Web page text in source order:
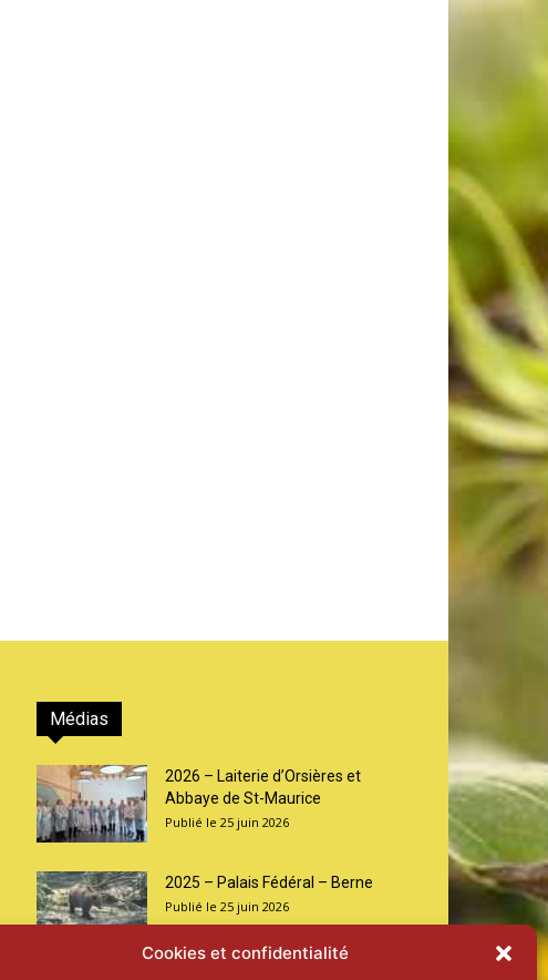
Cookies et confidentialité
Médias
2026 – Laiterie d’Orsières et
Abbaye de St-Maurice
25 juin 2026
2025 – Palais Fédéral – Berne
25 juin 2026